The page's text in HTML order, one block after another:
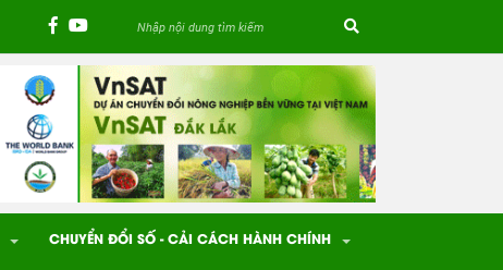
CHUYỂN ĐỔI SỐ - CẢI CÁCH HÀNH CHÍNH